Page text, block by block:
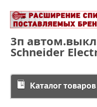
3п
Schneider
Каталог товаров